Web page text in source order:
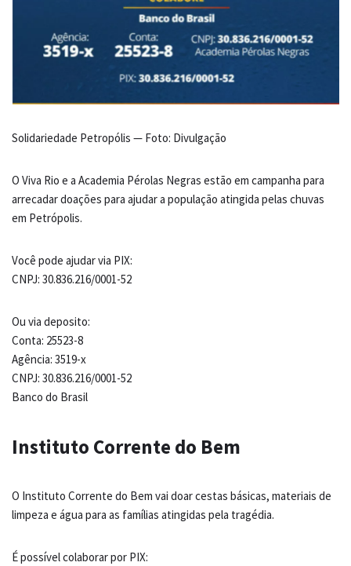
Solidariedade Petropólis — Foto: Divulgação
O Viva Rio e a Academia Pérolas Negras estão em campanha para
arrecadar doações para ajudar a população atingida pelas chuvas
em Petrópolis.
Você pode ajudar via PIX:
CNPJ: 30.836.216/0001-52
Ou via deposito:
Conta: 25523-8
Agência: 3519-x
CNPJ: 30.836.216/0001-52
Banco do Brasil
Instituto Corrente do Bem
O Instituto Corrente do Bem vai doar cestas básicas, materiais de
limpeza e água para as famílias atingidas pela tragédia.
É possível colaborar por PIX: